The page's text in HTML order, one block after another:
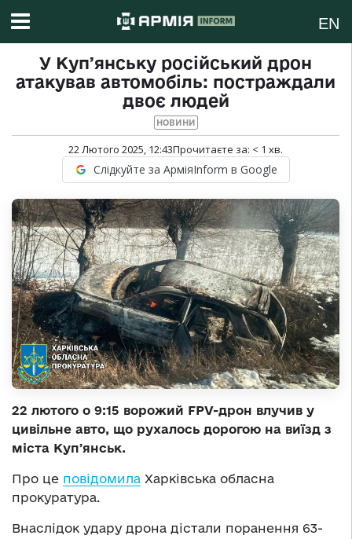
EN
У Купʼянську російський дрон
атакував автомобіль: постраждали
двоє людей
НОВИНИ
22 Лютого 2025, 12:43Прочитаєте за: < 1 хв.
Слідкуйте за АрміяInform в Google
22 лютого о 9:15 ворожий FPV-дрон влучив у
цивільне авто, що рухалось дорогою на виїзд з
міста Купʼянськ.
Про це повідомила Харківська обласна
прокуратура.
Внаслідок удару дрона дістали поранення 63-